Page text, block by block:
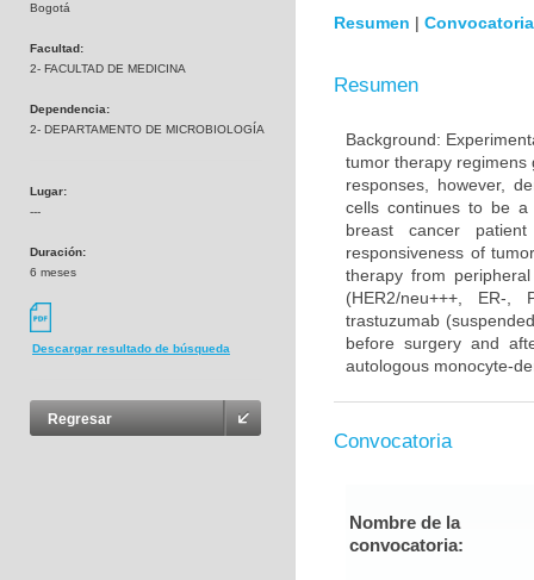
Bogotá
Facultad:
2- FACULTAD DE MEDICINA
Dependencia:
2- DEPARTAMENTO DE MICROBIOLOGÍA
Lugar:
---
Duración:
6 meses
Descargar resultado de búsqueda
Regresar
Resumen | Convocatoria
Resumen
Background:
tumor therapy regimens
responses, however,
cells continues to be a
breast cancer
responsiveness of
therapy from
(HER2/neu+++, ER-,
trastuzumab
before surgery and
autologous monocyte-
Convocatoria
Nombre de la
convocatoria: